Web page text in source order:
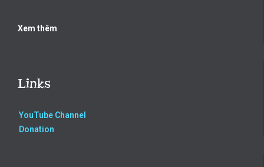
Xem thêm
Links
YouTube Channel
Donation